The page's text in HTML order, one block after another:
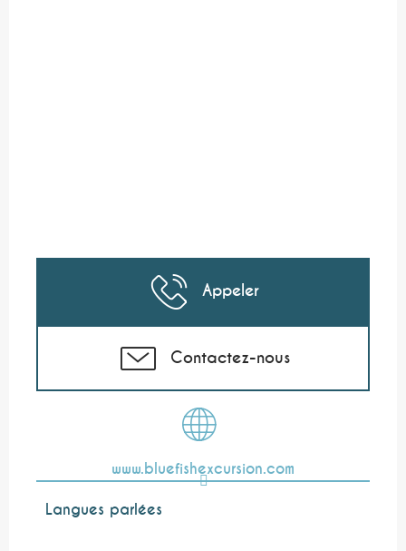
Appeler
Contactez-nous
www.bluefishexcursion.com
Langues parlées
Langues parlées